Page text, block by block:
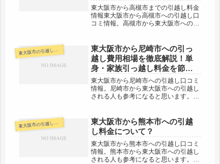
する裏技
東大阪市から高槻市までの引越し料金
情報東大阪市から高槻市への引越し口
コミ情報。高槻市から東大阪市への引
ので、当日中に引越しは完了するでし
ょう。なるべく多くの会社に見積もり
は...
東 大阪市の引越し料金・代金相場・見積り情報
東大阪市から尼崎市への引っ
越し費用相場を徹底解説！単
身・家族引っ越し料金を節約
する裏技
東大阪市から尼崎市への引越し口コミ
情報。尼崎市から東大阪市への引越し
される人も参考になると思います。尼
すので、その日中の引越しは十分可能
です。近場ということで代金も格安
の...
東 大阪市の引越し料金・代金相場・見積り情報
東大阪市から熊本市への引越
し料金について？
東大阪市から熊本市への引越し口コミ
情報。熊本市から東大阪市への引越し
される人も参考になると思います。東